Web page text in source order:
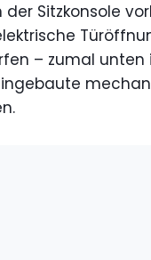
Sitzkonsole
– zumal unten